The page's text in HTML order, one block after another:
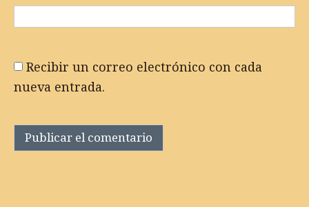
Recibir un correo electrónico con cada
nueva entrada.